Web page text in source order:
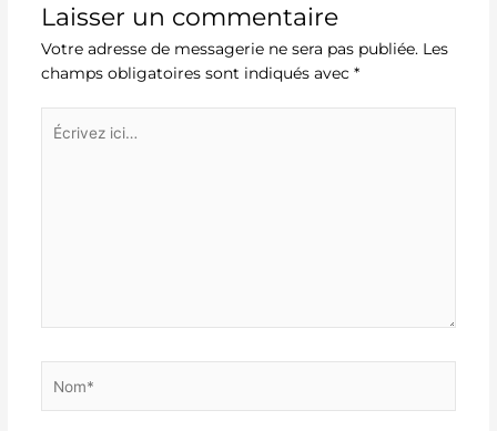
Laisser un commentaire
Votre adresse de messagerie ne sera pas publiée. Les
champs obligatoires sont indiqués avec *
Écrivez
ici…